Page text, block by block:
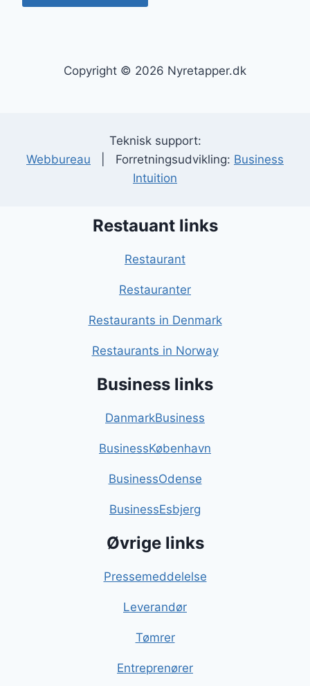
Copyright © 2026 Nyretapper.dk
Teknisk support:
Webbureau | Forretningsudvikling: Business
Intuition
Restauant links
Restaurant
Restauranter
Restaurants in Denmark
Restaurants in Norway
Business links
DanmarkBusiness
BusinessKøbenhavn
BusinessOdense
BusinessEsbjerg
Øvrige links
Pressemeddelelse
Leverandør
Tømrer
Entreprenører